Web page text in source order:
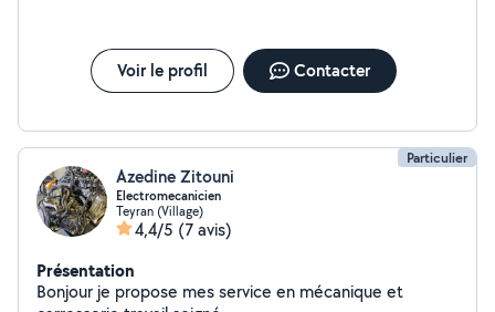
Voir le profil Contacter
Particulier
Azedine Zitouni
Electromecanicien
Teyran (Village)
4,4/5 (7 avis)
Présentation
Bonjour je propose mes service en mécanique et